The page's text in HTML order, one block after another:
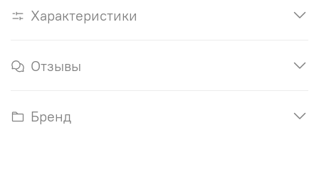
Характеристики
Отзывы
Бренд